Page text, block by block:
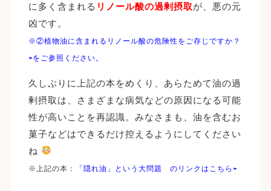
に多く含まれる リノール酸の過剰摂取が、悪の元
凶です。
※②植物油に含まれるリノール酸の危険性をご存じですか？
⇦をご参照ください。
久しぶりに上記の本をめくり、あらためて油の過
剰摂取は、さまざまな病気などの原因になる可能
性が高いことを再認識。みなさまも、油を含むお
菓子などはできるだけ控えるようにしてください
ね
※上記の本： 「隠れ油」という大問題 のリンクはこちら⇦